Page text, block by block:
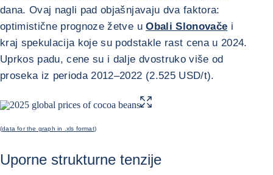
dana. Ovaj nagli pad objašnjavaju dva faktora:
optimistične prognoze žetve uObali Slonovače i
kraj spekulacija koje su podstakle rast cena u 2024.
Uprkos padu, cene su i dalje dvostruko više od
proseka iz perioda 2012–2022 (2.525 USD/t).
POVEĆAJ SLIKU
(data for the graph in .xls format)
Uporne strukturne tenzije